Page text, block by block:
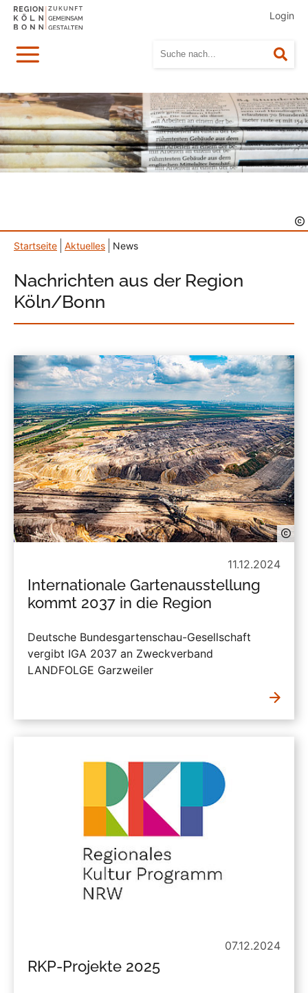
Login
Menü
Startseite Aktuelles News
Nachrichten aus der Region
Köln/Bonn
11.12.2024
Internationale Gartenausstellung
kommt 2037 in die Region
Deutsche Bundesgartenschau-Gesellschaft
vergibt IGA 2037 an Zweckverband
LANDFOLGE Garzweiler
07.12.2024
RKP-Projekte 2025